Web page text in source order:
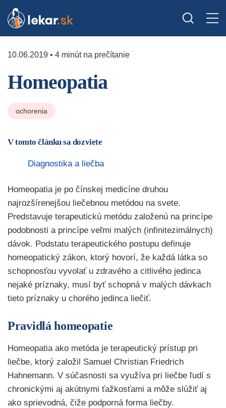
10.06.2019 • 4 minút na prečítanie
Homeopatia
ochorenia
V tomto článku sa dozviete
Diagnostika a liečba
Homeopatia je po čínskej medicíne druhou
najrozšírenejšou liečebnou metódou na svete.
Predstavuje terapeutickú metódu založenú na princípe
podobnosti a princípe veľmi malých (infinitezimálnych)
dávok. Podstatu terapeutického postupu definuje
homeopatický zákon, ktorý hovorí, že každá látka so
schopnosťou vyvolať u zdravého a citlivého jedinca
nejaké príznaky, musí byť schopná v malých dávkach
tieto príznaky u chorého jedinca liečiť.
Pravidlá homeopatie
Homeopatia ako metóda je terapeutický prístup pri
liečbe, ktorý založil Samuel Christian Friedrich
Hahnemann. V súčasnosti sa využíva pri liečbe ľudí s
chronickými aj akútnymi ťažkosťami a môže slúžiť aj
ako sprievodná, čiže podporná forma liečby.